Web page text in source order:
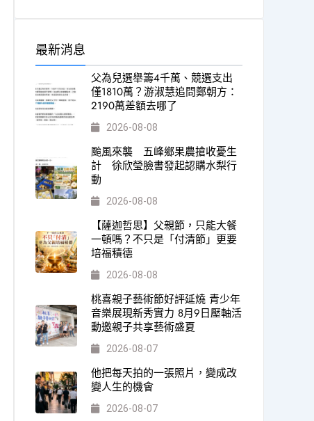
最新消息
父為兒選舉籌4千萬、競選支出
僅1810萬？游淑慧追問鄭朝方：
2190萬差額去哪了
2026-08-08
颱風來襲 五峰鄉果農搶收憂生
計 徐欣瑩臉書發起認購水梨行
動
2026-08-08
【薩迦哲思】父親節，只能大餐
一頓嗎？不只是「付清節」更要
培福積德
2026-08-08
桃喜親子藝術節好評延燒 青少年
音樂展現新秀實力 8月9日壓軸活
動邀親子共享藝術盛夏
2026-08-07
他把每天拍的一張照片，變成改
變人生的機會
2026-08-07